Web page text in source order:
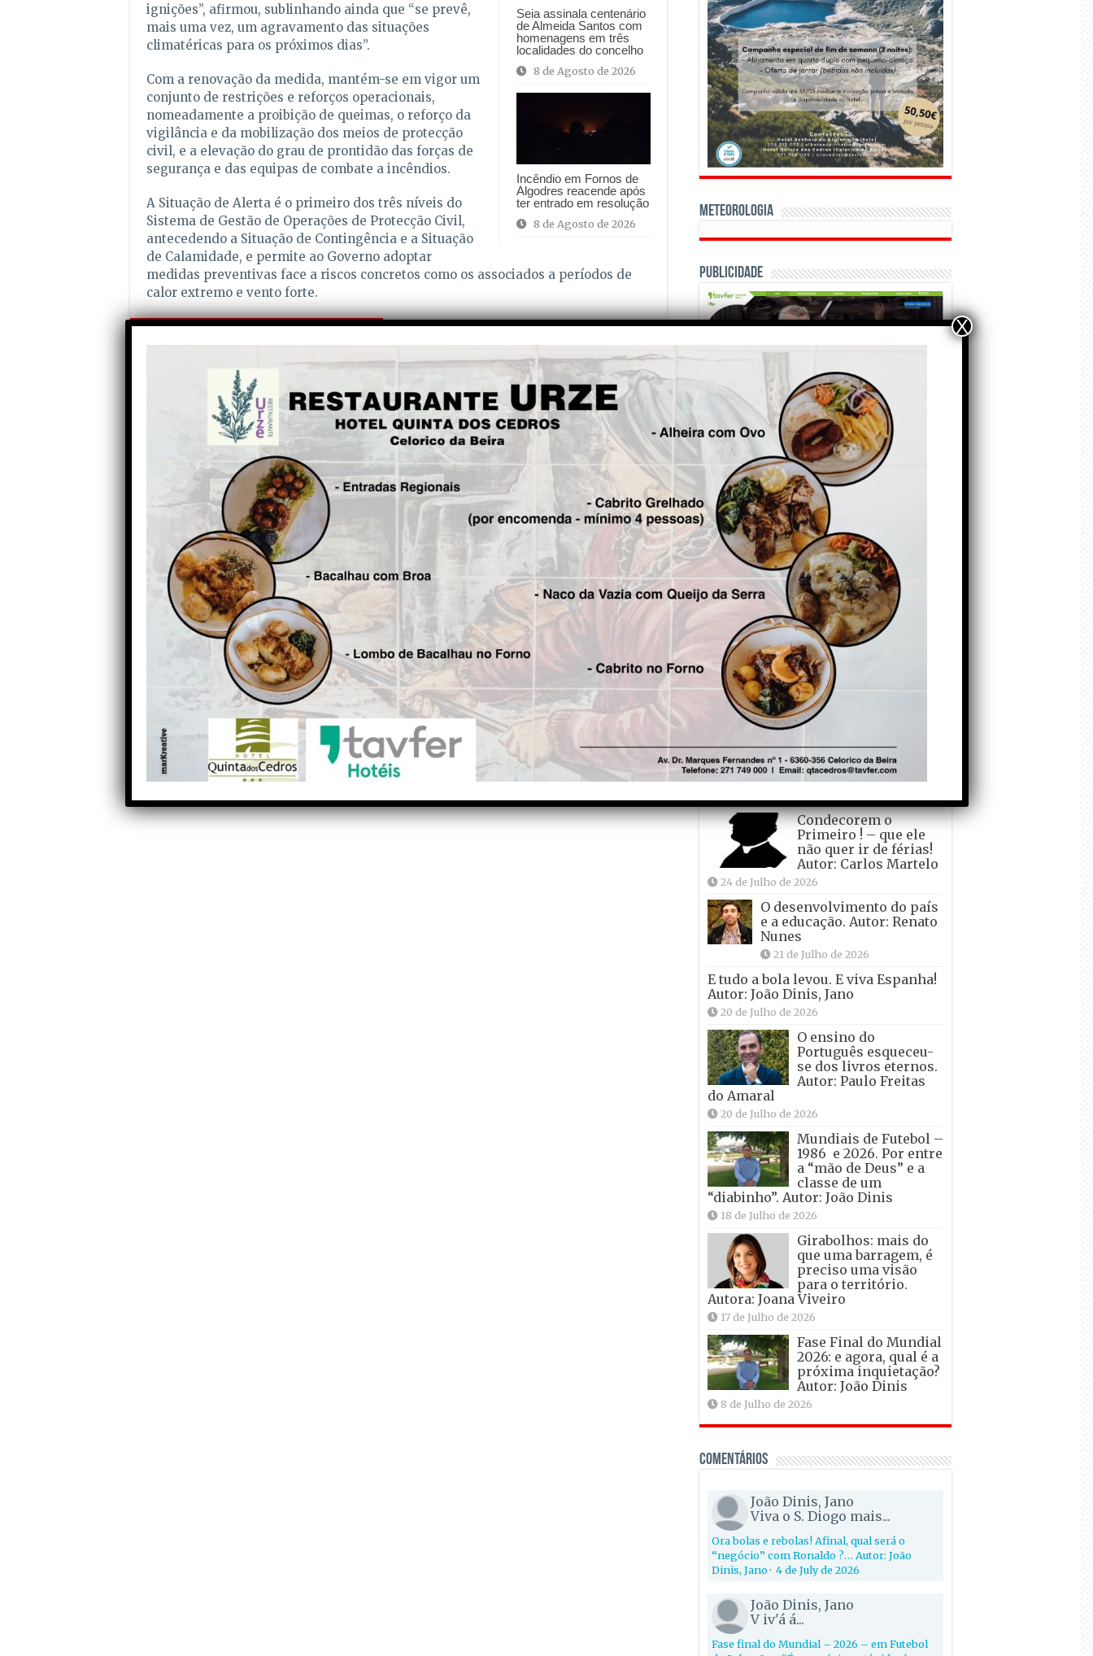
Seia assinala centenário
de Almeida Santos com
homenagens em três
localidades do concelho
8 de Agosto de 2026
Incêndio em Fornos de
Algodres reacende após
ter entrado em resolução
8 de Agosto de 2026
ignições”, afirmou, sublinhando ainda que “se prevê,
mais uma vez, um agravamento das situações
climatéricas para os próximos dias”.
Com a renovação da medida, mantém-se em vigor um
conjunto de restrições e reforços operacionais,
nomeadamente a proibição de queimas, o reforço da
vigilância e da mobilização dos meios de protecção
civil, e a elevação do grau de prontidão das forças de
segurança e das equipas de combate a incêndios.
A Situação de Alerta é o primeiro dos três níveis do
Sistema de Gestão de Operações de Protecção Civil,
antecedendo a Situação de Contingência e a Situação
de Calamidade, e permite ao Governo adoptar
medidas preventivas face a riscos concretos como os associados a períodos de
calor extremo e vento forte.
Festas do Concelho de Seia:
Mizzy Miles substitui Marisa
Liz no dia 15 de Agosto
Seg.
Homem morre e outro fica
ferido com gravidade em
acidente na EN329, em em
Vila Nova de Paiva
Meteorologia
Publicidade
OPINIÃO E CRÓNICAS
Matraquilhos… Autor:
Fernando Roldão
6 de Agosto de 2026
A marca Sporting em
todo o mundo está a
crescer atrás de
Ronaldo. Autor: Paulo
Freitas do Amaral
5 de Agosto de 2026
Falso crescimento…
Autor: Nuno Pereira
1 de Agosto de 2026
Tadei Pogacar vence o
“Tour” – A “Volta a
França em Bicicleta”
pela quinta vez! Autor:
João Dinis
Condecorem o
Primeiro ! – que ele
não quer ir de férias!
Autor: Carlos Martelo
24 de Julho de 2026
O desenvolvimento do país
e a educação. Autor: Renato
Nunes
21 de Julho de 2026
E tudo a bola levou. E viva Espanha!
Autor: João Dinis, Jano
20 de Julho de 2026
O ensino do
Português esqueceu-
se dos livros eternos.
Autor: Paulo Freitas
do Amaral
20 de Julho de 2026
Mundiais de Futebol –
1986 e 2026. Por entre
a “mão de Deus” e a
classe de um
“diabinho”. Autor: João Dinis
18 de Julho de 2026
Girabolhos: mais do
que uma barragem, é
preciso uma visão
para o território.
Autora: Joana Viveiro
17 de Julho de 2026
Fase Final do Mundial
2026: e agora, qual é a
próxima inquietação?
Autor: João Dinis
8 de Julho de 2026
Comentários
João Dinis, Jano
Viva o S. Diogo mais...
Ora bolas e rebolas! Afinal, qual será o
“negócio” com Ronaldo ?… Autor: João
Dinis, Jano· 4 de July de 2026
João Dinis, Jano
V iv'á á...
Fase final do Mundial – 2026 – em Futebol
X